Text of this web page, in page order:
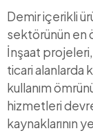
Demir içerikli
sektörünün en
İnşaat
ticari alanlarda
kullanım
hizmetleri
kaynaklarının